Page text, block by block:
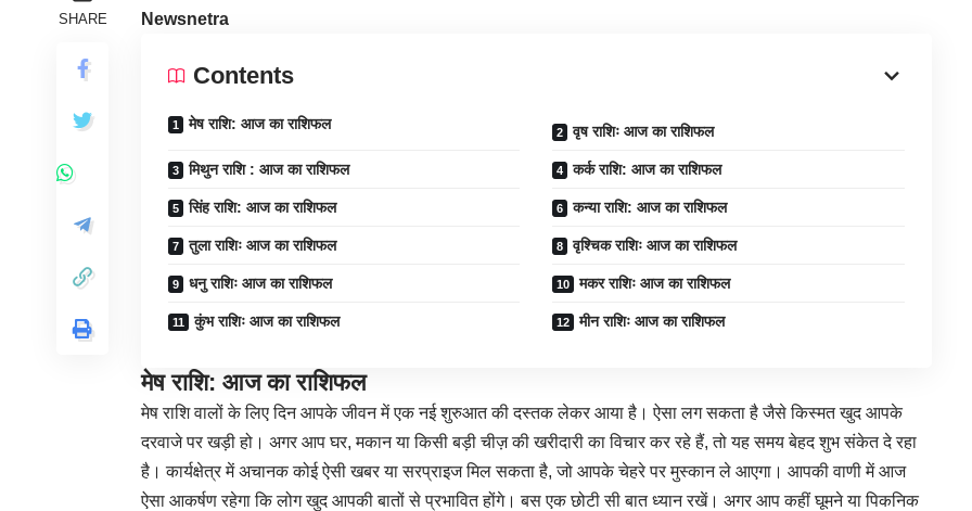
SHARE
Newsnetra
Contents
मेष राशि: आज का राशिफल वृष राशिः आज का राशिफल
मिथुन राशि : आज का राशिफल कर्क राशि: आज का राशिफल
सिंह राशि: आज का राशिफल कन्या राशि: आज का राशिफल
तुला राशिः आज का राशिफल वृश्चिक राशिः आज का राशिफल
धनु राशिः आज का राशिफल मकर राशिः आज का राशिफल
कुंभ राशिः आज का राशिफल मीन राशिः आज का राशिफल
मेष राशि: आज का राशिफल
मेष राशि वालों के लिए दिन आपके जीवन में एक नई शुरुआत की दस्तक लेकर आया है। ऐसा लग सकता है जैसे किस्मत खुद आपके
दरवाजे पर खड़ी हो। अगर आप घर, मकान या किसी बड़ी चीज़ की खरीदारी का विचार कर रहे हैं, तो यह समय बेहद शुभ संकेत दे रहा
है। कार्यक्षेत्र में अचानक कोई ऐसी खबर या सरप्राइज मिल सकता है, जो आपके चेहरे पर मुस्कान ले आएगा। आपकी वाणी में आज
ऐसा आकर्षण रहेगा कि लोग खुद आपकी बातों से प्रभावित होंगे। बस एक छोटी सी बात ध्यान रखें। अगर आप कहीं घूमने या पिकनिक